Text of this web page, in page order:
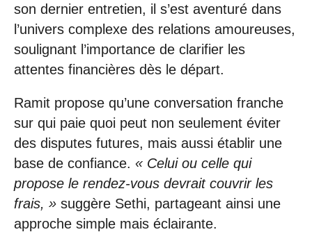
son dernier entretien, il s’est aventuré dans
l’univers complexe des relations amoureuses,
soulignant l’importance de clarifier les
attentes financières dès le départ.
Ramit propose qu’une conversation franche
sur qui paie quoi peut non seulement éviter
des disputes futures, mais aussi établir une
base de confiance. « Celui ou celle qui
propose le rendez-vous devrait couvrir les
frais, » suggère Sethi, partageant ainsi une
approche simple mais éclairante.